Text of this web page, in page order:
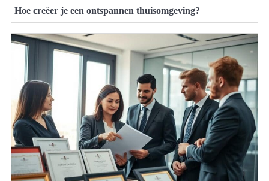
Hoe creëer je een ontspannen thuisomgeving?